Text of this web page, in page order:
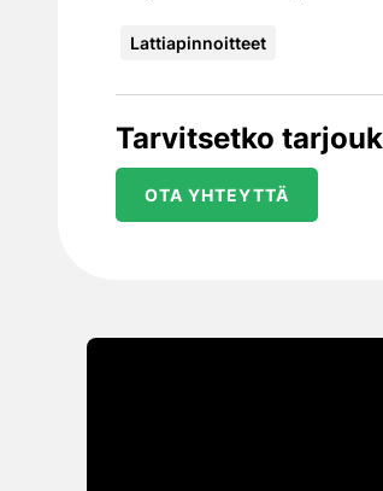
Lattiapinnoitteet
Tarvitsetko
OTA YHTEYTTÄ